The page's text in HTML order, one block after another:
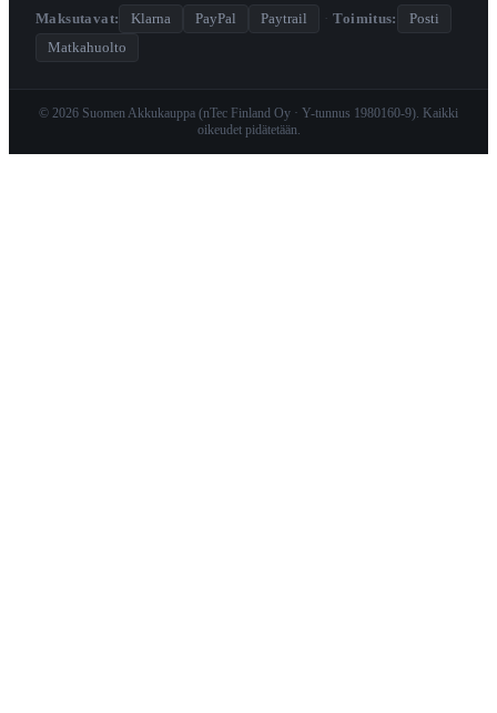
Maksutavat: Klarna PayPal Paytrail · Toimitus:
Posti
Matkahuolto
© 2026 Suomen Akkukauppa (nTec Finland Oy · Y-tunnus 1980160-9). Kaikki
oikeudet pidätetään.